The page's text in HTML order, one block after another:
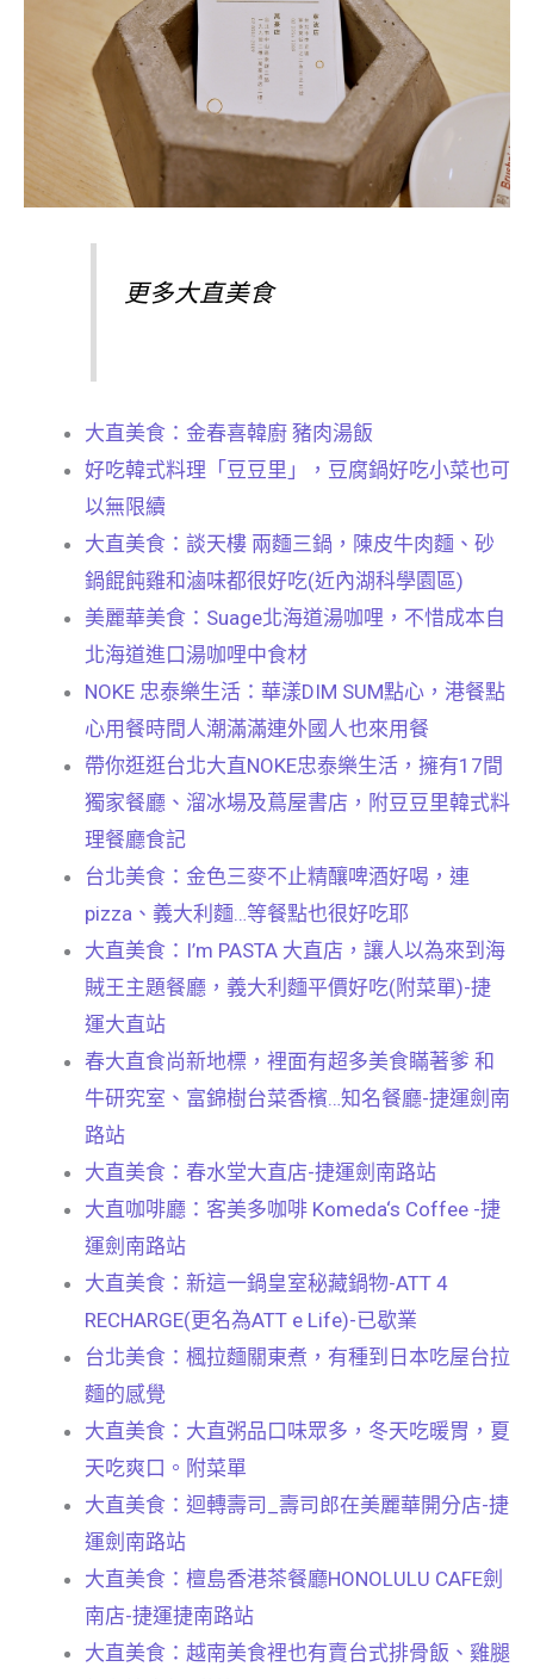
更多大直美食
大直美食：金春喜韓廚 豬肉湯飯
好吃韓式料理「豆豆里」，豆腐鍋好吃小菜也可
以無限續
大直美食：談天樓 兩麵三鍋，陳皮牛肉麵、砂
鍋餛飩雞和滷味都很好吃(近內湖科學園區)
美麗華美食：Suage北海道湯咖哩，不惜成本自
北海道進口湯咖哩中食材
NOKE 忠泰樂生活：華漾DIM SUM點心，港餐點
心用餐時間人潮滿滿連外國人也來用餐
帶你逛逛台北大直NOKE忠泰樂生活，擁有17間
獨家餐廳、溜冰場及蔦屋書店，附豆豆里韓式料
理餐廳食記
台北美食：金色三麥不止精釀啤酒好喝，連
pizza、義大利麵…等餐點也很好吃耶
大直美食：I’m PASTA 大直店，讓人以為來到海
賊王主題餐廳，義大利麵平價好吃(附菜單)-捷
運大直站
春大直食尚新地標，裡面有超多美食瞞著爹 和
牛研究室、富錦樹台菜香檳…知名餐廳-捷運劍南
路站
大直美食：春水堂大直店-捷運劍南路站
大直咖啡廳：客美多咖啡 Komeda‘s Coffee -捷
運劍南路站
大直美食：新這一鍋皇室秘藏鍋物-ATT 4
RECHARGE(更名為ATT e Life)-已歇業
台北美食：楓拉麵關東煮，有種到日本吃屋台拉
麵的感覺
大直美食：大直粥品口味眾多，冬天吃暖胃，夏
天吃爽口。附菜單
大直美食：迴轉壽司_壽司郎在美麗華開分店-捷
運劍南路站
大直美食：檀島香港茶餐廳HONOLULU CAFE劍
南店-捷運捷南路站
大直美食：越南美食裡也有賣台式排骨飯、雞腿